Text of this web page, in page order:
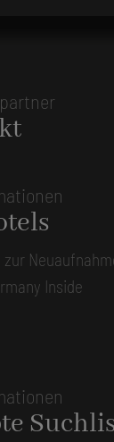
zur
Inside